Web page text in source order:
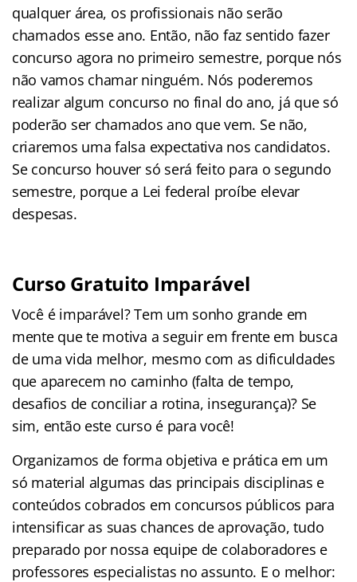
qualquer área, os profissionais não serão
chamados esse ano. Então, não faz sentido fazer
concurso agora no primeiro semestre, porque nós
não vamos chamar ninguém. Nós poderemos
realizar algum concurso no final do ano, já que só
poderão ser chamados ano que vem. Se não,
criaremos uma falsa expectativa nos candidatos.
Se concurso houver só será feito para o segundo
semestre, porque a Lei federal proíbe elevar
despesas.
Curso Gratuito Imparável
Você é imparável? Tem um sonho grande em
mente que te motiva a seguir em frente em busca
de uma vida melhor, mesmo com as dificuldades
que aparecem no caminho (falta de tempo,
desafios de conciliar a rotina, insegurança)? Se
sim, então este curso é para você!
Organizamos de forma objetiva e prática em um
só material algumas das principais disciplinas e
conteúdos cobrados em concursos públicos para
intensificar as suas chances de aprovação, tudo
preparado por nossa equipe de colaboradores e
professores especialistas no assunto. E o melhor: